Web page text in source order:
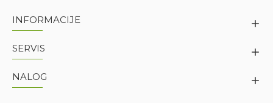
INFORMACIJE
SERVIS
NALOG